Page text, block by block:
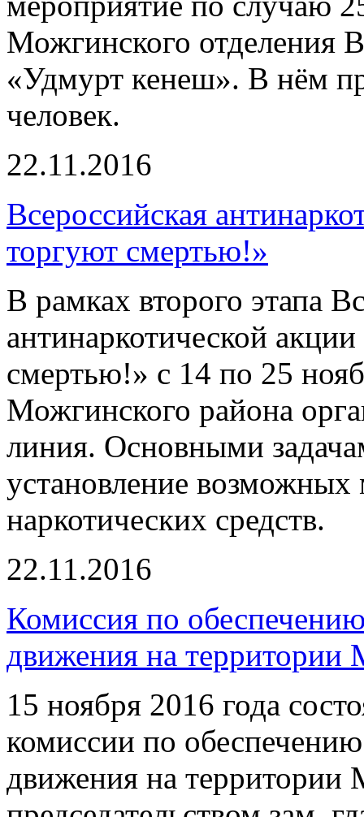
Можгинского отделения
«Удмурт кенеш». В нём
человек.
22.11.2016
Всероссийская
торгуют смертью!»
В рамках второго этапа
антинаркотической
смертью!» с 14 по 25
Можгинского района
линия. Основными
установление возможных
наркотических средств.
22.11.2016
Комиссия по
движения на
15 ноября 2016 года
комиссии по
движения на